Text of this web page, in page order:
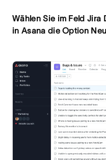
Wählen Sie im Feld
in Asana die Option